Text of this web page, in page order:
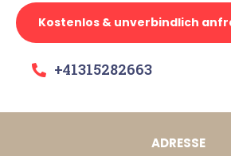
Kostenlos & unverbindlich
+41315282663
ADRESSE